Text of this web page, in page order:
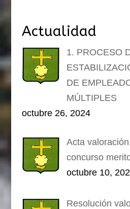
Actualidad
1. PROCESO
DE
MÚLTIPLES
octubre 26, 2024
Acta
concurso
octubre 10,
Resolución